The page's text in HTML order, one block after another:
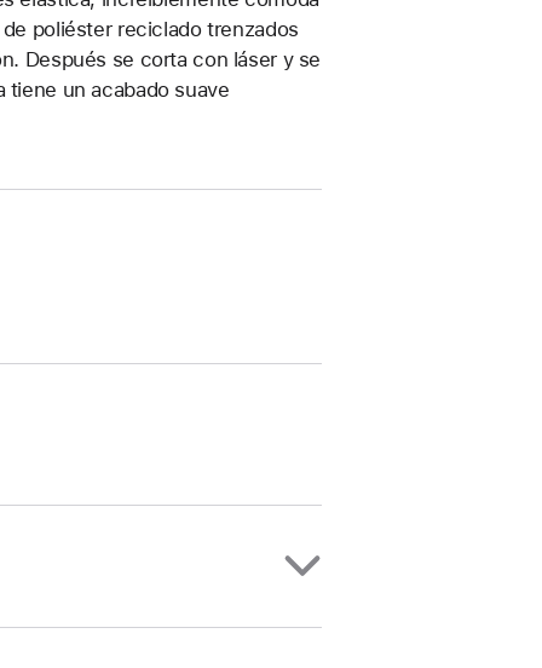
poliéster reciclado trenzados
Después se corta con láser y se
tiene un acabado suave